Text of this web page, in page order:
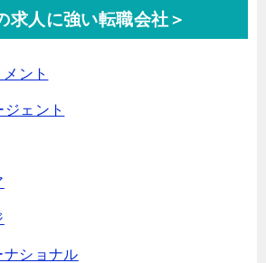
求人に強い転職会社＞
ント
ジェント
ショナル